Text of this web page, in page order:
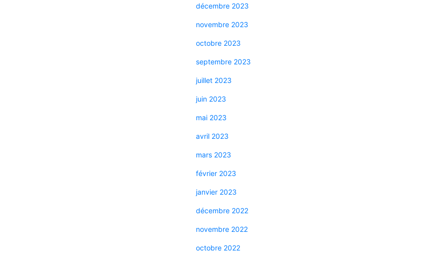
décembre 2023
novembre 2023
octobre 2023
septembre 2023
juillet 2023
juin 2023
mai 2023
avril 2023
mars 2023
février 2023
janvier 2023
décembre 2022
novembre 2022
octobre 2022